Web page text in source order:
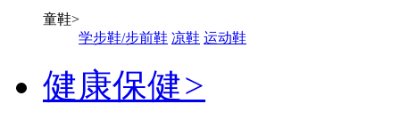
童鞋>
学步鞋/步前鞋 凉鞋 运动鞋
健康保健>